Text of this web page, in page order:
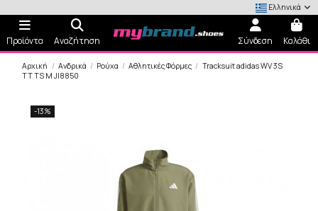
Ελληνικά
Προϊόντα Αναζήτηση Σύνδεση Καλάθι
Αρχική Ανδρικά Ρούχα Αθλητικές Φόρμες
Tracksuit adidas WV 3S
TT TS M JI8850
-13%